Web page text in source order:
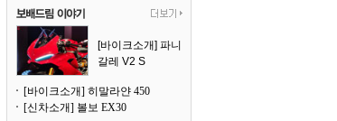
[바이크소개] 파니
갈레 V2 S
[바이크소개] 히말라얀 450
[신차소개] 볼보 EX30